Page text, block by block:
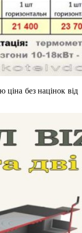
без націнок від